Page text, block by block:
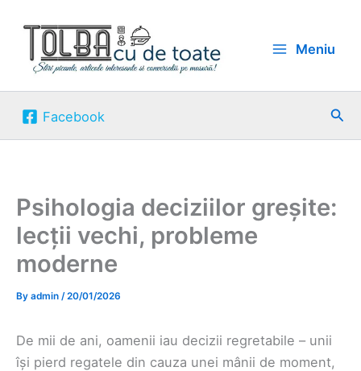
content
Meniu
Facebook
Psihologia deciziilor greșite:
lecții vechi, probleme
moderne
By admin /20/01/2026
De mii de ani, oamenii iau decizii regretabile – unii
își pierd regatele din cauza unei mânii de moment,